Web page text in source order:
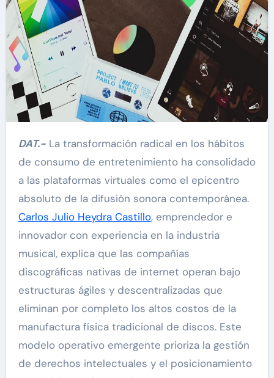
DAT.-La transformación radical en los hábitos
de consumo de entretenimiento ha consolidado
a las plataformas virtuales como el epicentro
absoluto de la difusión sonora contemporánea.
Carlos Julio Heydra Castillo, emprendedor e
innovador con experiencia en la industria
musical, explica que las compañías
discográficas nativas de internet operan bajo
estructuras ágiles y descentralizadas que
eliminan por completo los altos costos de la
manufactura física tradicional de discos. Este
modelo operativo emergente prioriza la gestión
de derechos intelectuales y el posicionamiento